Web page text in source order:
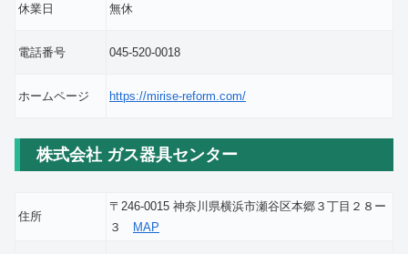
休業日 無休
電話番号 045-520-0018
ホームページ https://mirise-reform.com/
株式会社 ガス器具センター
住所
〒246-0015 神奈川県横浜市瀬谷区本郷３丁目２８ー
３
MAP